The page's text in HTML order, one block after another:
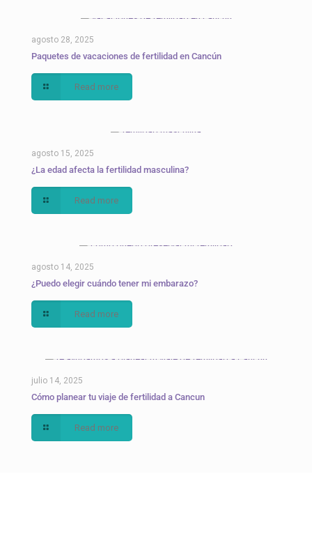
agosto 28, 2025
Paquetes de vacaciones de fertilidad en Cancún
Read more
agosto 15, 2025
¿La edad afecta la fertilidad masculina?
Read more
agosto 14, 2025
¿Puedo elegir cuándo tener mi embarazo?
Read more
julio 14, 2025
Cómo planear tu viaje de fertilidad a Cancun
Read more